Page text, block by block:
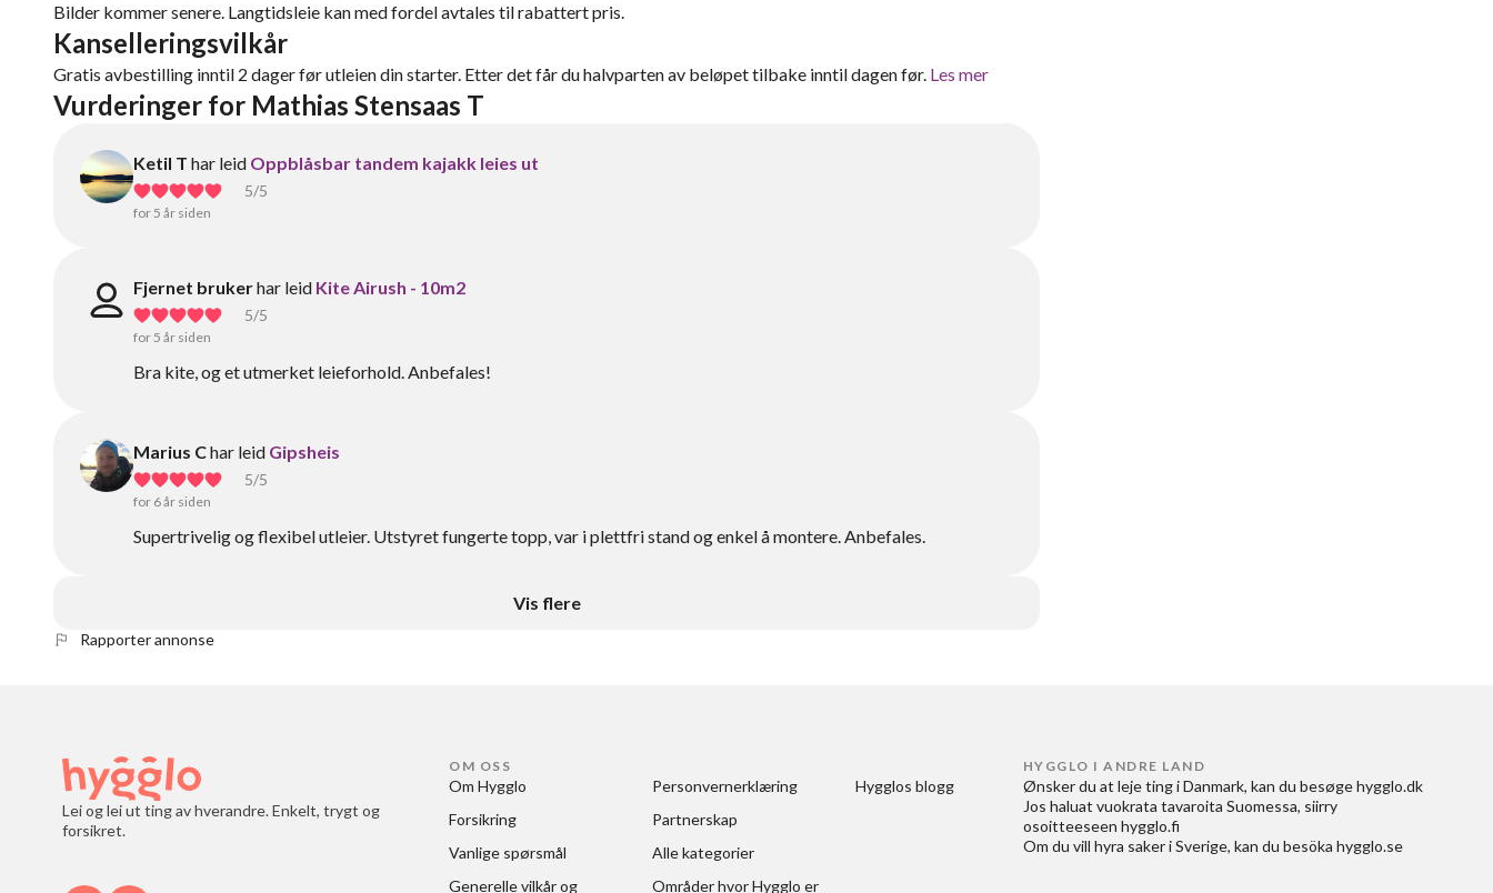
Bilder kommer senere. Langtidsleie kan med fordel avtales til rabattert pris.
Kanselleringsvilkår
Gratis avbestilling inntil 2 dager før utleien din starter. Etter det får du halvparten av beløpet tilbake inntil dagen før. Les mer
Vurderinger for Mathias Stensaas T
Ketil T har leid Oppblåsbar tandem kajakk leies ut
5/5
for 5 år siden
Fjernet brukerhar leid Kite Airush - 10m2
5/5
for 5 år siden
Bra kite, og et utmerket leieforhold. Anbefales!
Marius Char leid Gipsheis
5/5
for 6 år siden
Supertrivelig og flexibel utleier. Utstyret fungerte topp, var i plettfri stand og enkel å montere. Anbefales.
Vis flere
Rapporter annonse
Lei og lei ut ting av hverandre. Enkelt, trygt og
forsikret.
OM OSS
Om Hygglo
Forsikring
Vanlige spørsmål
Generelle vilkår og
Personvernerklæring
Partnerskap
Alle kategorier
Områder hvor Hygglo er
Hygglos blogg
HYGGLO I ANDRE LAND
Ønsker du at leje ting i Danmark, kan du besøge hygglo.dk
Jos haluat vuokrata tavaroita Suomessa, siirry
osoitteeseen hygglo.fi
Om du vill hyra saker i Sverige, kan du besöka hygglo.se